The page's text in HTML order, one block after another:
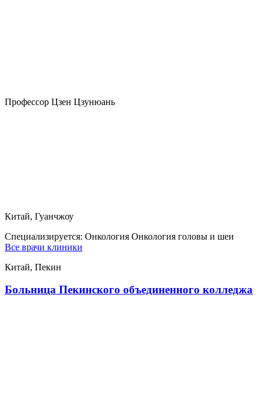
Профессор Цзен Цзунюань
Китай, Гуанчжоу
Специализируется: Онкология Онкология головы и шеи
Все врачи клиники
Китай, Пекин
Больница Пекинского объединенного колледжа